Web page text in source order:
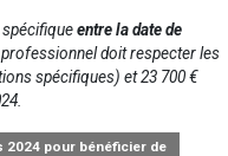
spécifiqueentre la date de
professionnel doit respecter les
spécifiques) et 23 700 €
2024 pour bénéficier de